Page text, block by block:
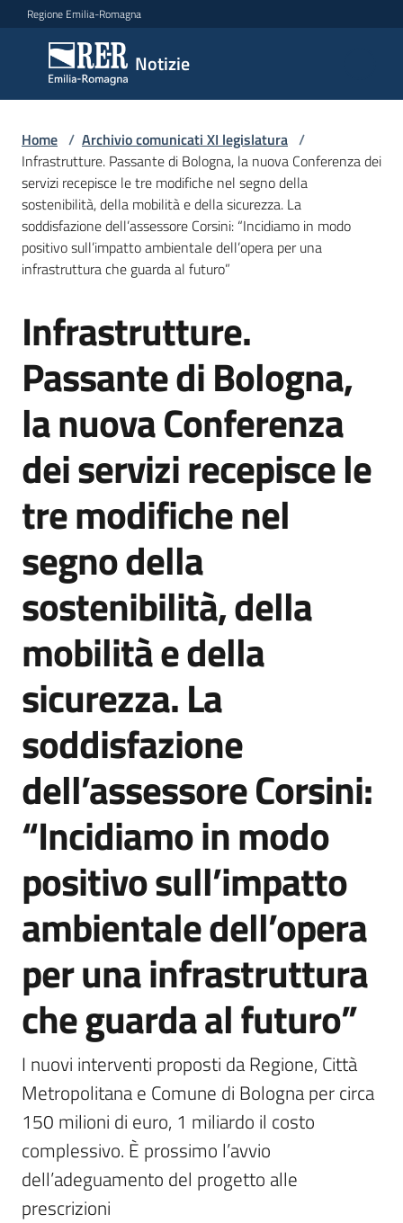
Vai al contenuto
Vai alla navigazione
Vai al footer
Regione Emilia-Romagna
Notizie
Notizie
Comunicati
stampa
Cerca
un
comunicato
Agenzia
di
informazione
e
comunicazione
Seguici
su
Home / Archivio comunicati XI legislatura /
Infrastrutture. Passante di Bologna, la nuova Conferenza dei
servizi recepisce le tre modifiche nel segno della
sostenibilità, della mobilità e della sicurezza. La
soddisfazione dell’assessore Corsini: “Incidiamo in modo
positivo sull’impatto ambientale dell’opera per una
infrastruttura che guarda al futuro”
Salta al contenuto
Infrastrutture.
Passante di Bologna,
la nuova Conferenza
dei servizi recepisce le
tre modifiche nel
segno della
sostenibilità, della
mobilità e della
sicurezza. La
soddisfazione
dell’assessore Corsini:
“Incidiamo in modo
positivo sull’impatto
ambientale dell’opera
per una infrastruttura
che guarda al futuro”
I nuovi interventi proposti da Regione, Città
Metropolitana e Comune di Bologna per circa
150 milioni di euro, 1 miliardo il costo
complessivo. È prossimo l’avvio
dell’adeguamento del progetto alle
prescrizioni